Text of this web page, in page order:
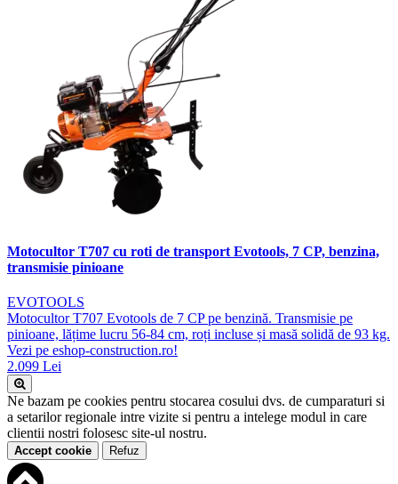
Motocultor T707 cu roti de transport Evotools, 7 CP, benzina,
transmisie pinioane
EVOTOOLS
Motocultor T707 Evotools de 7 CP pe benzină. Transmisie pe
pinioane, lățime lucru 56-84 cm, roți incluse și masă solidă de 93 kg.
Vezi pe eshop-construction.ro!
2.099 Lei
Ne bazam pe cookies pentru stocarea cosului dvs. de cumparaturi si
a setarilor regionale intre vizite si pentru a intelege modul in care
clientii nostri folosesc site-ul nostru.
Accept cookie Refuz